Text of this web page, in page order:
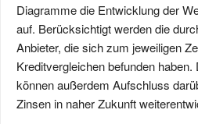
Diagramme die Entwicklung der
auf. Berücksichtigt werden die
Anbieter, die sich zum jeweiligen
Kreditvergleichen befunden
können außerdem Aufschluss
Zinsen in naher Zukunft